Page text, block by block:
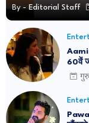
By - Editorial Staff
60वें